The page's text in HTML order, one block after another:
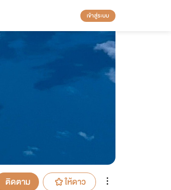
เข้าสู่ระบบ
ติดตาม ให้ดาว